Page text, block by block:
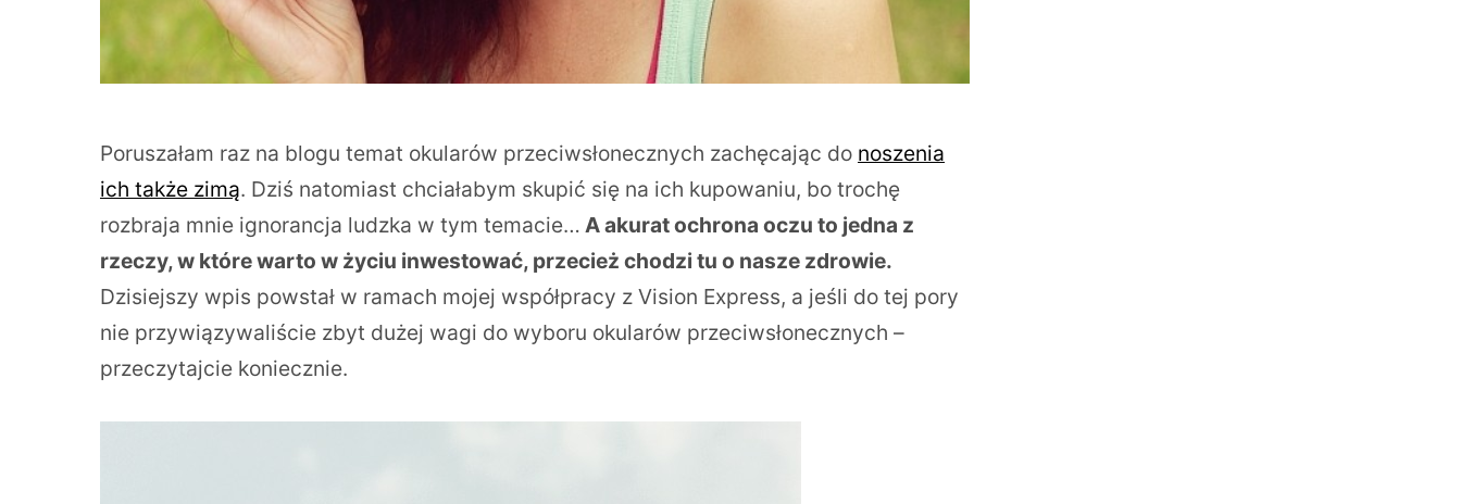
Poruszałam raz na blogu temat okularów przeciwsłonecznych zachęcając do noszenia
ich także zimą. Dziś natomiast chciałabym skupić się na ich kupowaniu, bo trochę
rozbraja mnie ignorancja ludzka w tym temacie… A akurat ochrona oczu to jedna z
rzeczy, w które warto w życiu inwestować, przecież chodzi tu o nasze zdrowie.
Dzisiejszy wpis powstał w ramach mojej współpracy z Vision Express, a jeśli do tej pory
nie przywiązywaliście zbyt dużej wagi do wyboru okularów przeciwsłonecznych –
przeczytajcie koniecznie.